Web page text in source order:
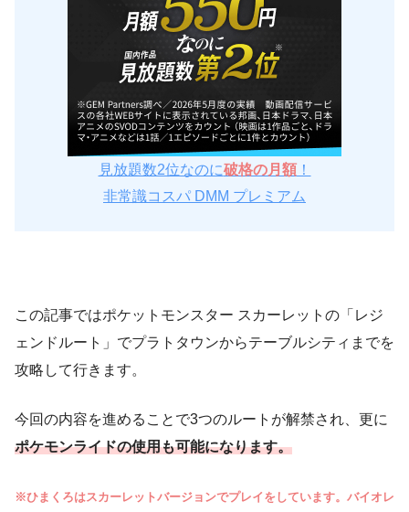
見放題数2位なのに破格の月額！
非常識コスパ DMM プレミアム
この記事ではポケットモンスター スカーレットの「レジ
ェンドルート」でプラトタウンからテーブルシティまでを
攻略して行きます。
今回の内容を進めることで3つのルートが解禁され、更に
ポケモンライドの使用も可能になります。
※ひまくろはスカーレットバージョンでプレイをしています。バイオレ